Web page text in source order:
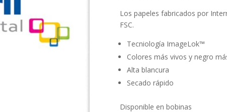
Los papeles fabricados por
FSC.
Tecniología ImageLok™
Colores más vivos y negro
Alta blancura
Secado rápido
Disponible en bobinas